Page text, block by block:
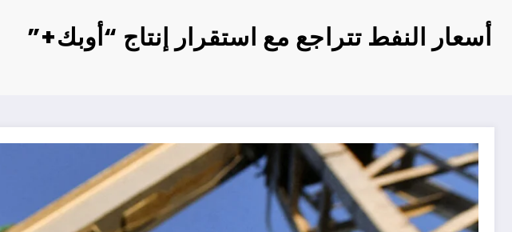
أسعار النفط تتراجع مع استقرار إنتاج “أوبك+”